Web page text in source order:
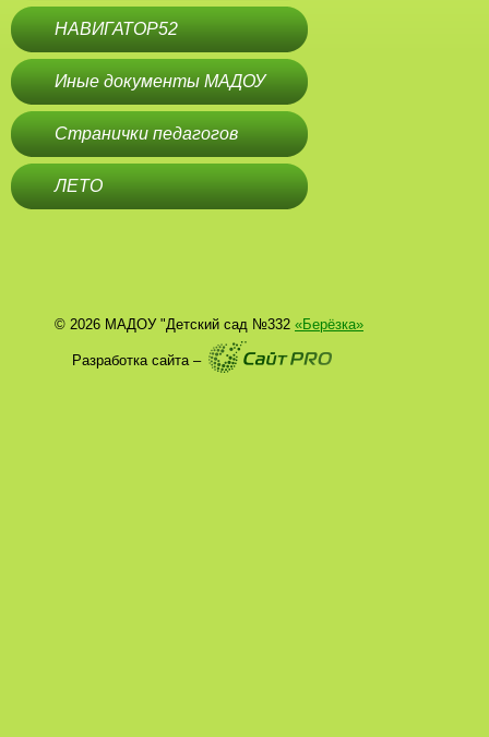
НАВИГАТОР52
Иные документы МАДОУ
Странички педагогов
ЛЕТО
© 2026 МАДОУ "Детский сад №332 «Берёзка»
Разработка сайта –